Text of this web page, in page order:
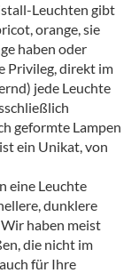
Leuchten gibt
orange, sie
haben oder
Privileg, direkt im
jede Leuchte
geformte Lampen
ein Unikat, von
eine Leuchte
dunklere
haben meist
die nicht im
für Ihre